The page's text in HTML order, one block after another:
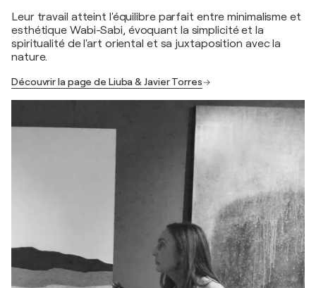
Leur travail atteint l'équilibre parfait entre minimalisme et
esthétique Wabi-Sabi, évoquant la simplicité et la
spiritualité de l'art oriental et sa juxtaposition avec la
nature.
Découvrir la page de Liuba & Javier Torres